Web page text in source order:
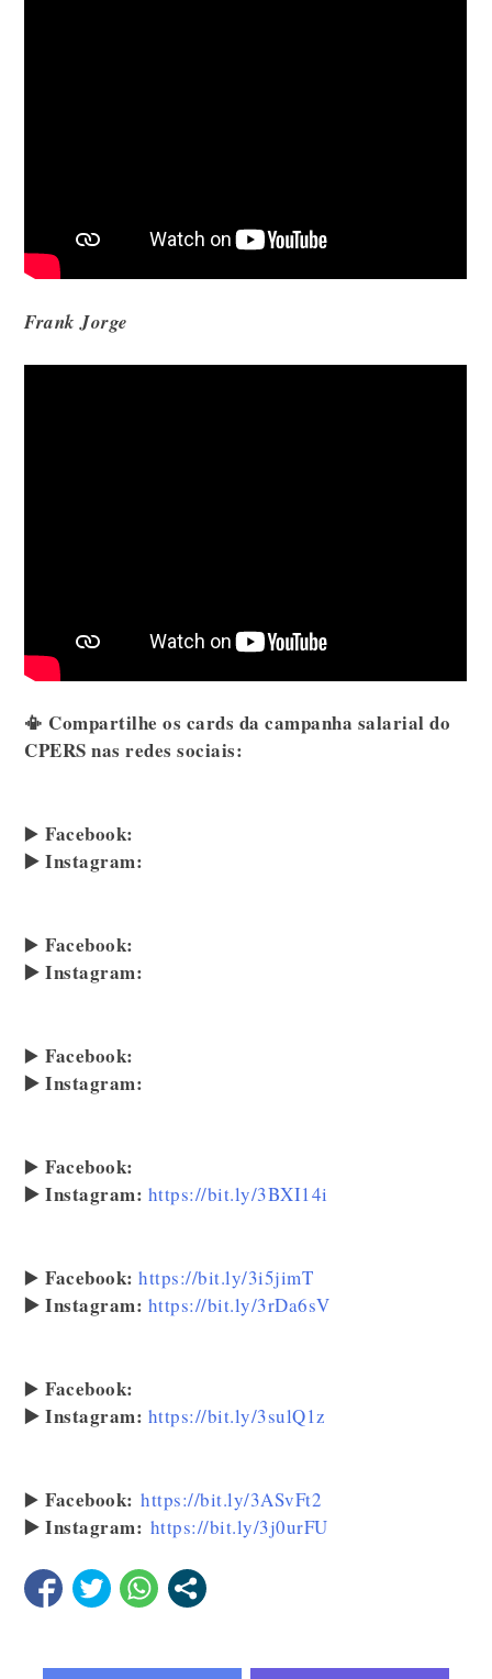
Frank Jorge
📳 Compartilhe os cards da campanha salarial do
CPERS nas redes sociais:
▶️ Facebook:
▶️ Instagram:
▶️ Facebook:
▶️ Instagram:
▶️ Facebook:
▶️ Instagram:
▶️ Facebook:
▶️ Instagram: https://bit.ly/3BXI14i
▶️ Facebook:https://bit.ly/3i5jimT
▶️ Instagram: https://bit.ly/3rDa6sV
▶️ Facebook:
▶️ Instagram: https://bit.ly/3sulQ1z
▶️ Facebook:https://bit.ly/3ASvFt2
▶️ Instagram: https://bit.ly/3j0urFU